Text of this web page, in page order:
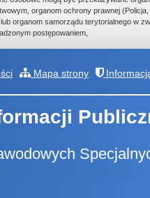
organom ochrony prawnej (Policja,
organom samorządu terytorialnego w
postępowaniem,
Mapa strony